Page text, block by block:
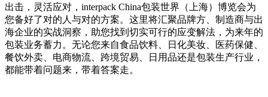
出击，灵活应对，interpack China包装世界（上海）博览会为
您备好了对的人与对的方案。这里将汇聚品牌方、制造商与出
海企业的实战洞察，助您找到切实可行的应变解法，为来年的
包装业务蓄力。无论您来自食品饮料、日化美妆、医药保健、
餐饮外卖、电商物流、跨境贸易、日用品还是包装生产行业，
都能带着问题来，带着答案走。